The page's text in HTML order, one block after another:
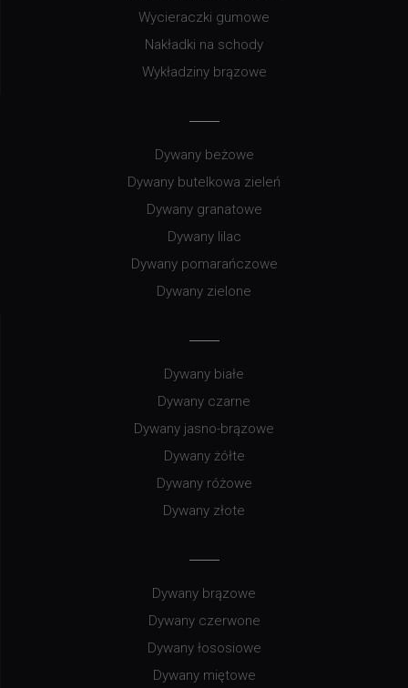
Wycieraczki gumowe
Nakładki na schody
Wykładziny brązowe
Dywany beżowe
Dywany butelkowa zieleń
Dywany granatowe
Dywany lilac
Dywany pomarańczowe
Dywany zielone
Dywany białe
Dywany czarne
Dywany jasno-brązowe
Dywany żółte
Dywany różowe
Dywany złote
Dywany brązowe
Dywany czerwone
Dywany łososiowe
Dywany miętowe